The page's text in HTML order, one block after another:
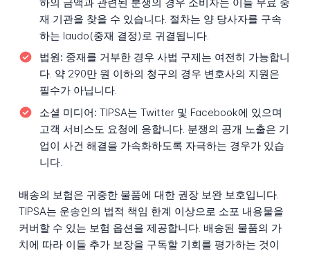
재 기관을 찾을 수 있습니다. 절차는 양 당사자를 구속
하는 laudo(중재 결정)로 귀결됩니다.
법원: 중재를 거부한 경우 사법 구제는 여전히 가능합니
다. 약 290만 원 이하의 청구의 경우 변호사의 지원은
필수가 아닙니다.
소셜 미디어: TIPSA는 Twitter 및 Facebook에 있으며
고객 서비스도 요청에 응합니다. 분쟁의 공개 노출은 기
업이 사건 해결을 가속화하도록 자극하는 경우가 있습
니다.
배송의 보험은 귀중한 물품에 대한 권장 보완 보호입니다.
TIPSA는 운송인의 법적 책임 한계 이상으로 소포 내용물을
커버할 수 있는 보험 옵션을 제공합니다. 배송된 물품의 가
치에 따라 이들 추가 보장을 구독할 기회를 평가하는 것이